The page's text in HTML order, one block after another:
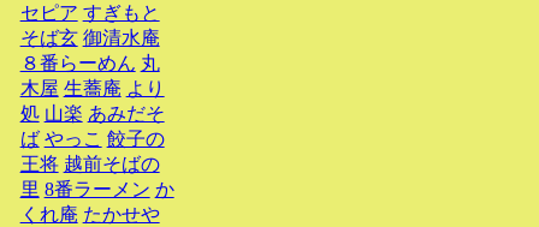
セピア すぎもと
そば玄 御清水庵
８番らーめん 丸
木屋 生蕎庵 より
処 山楽 あみだそ
ば やっこ 餃子の
王将 越前そばの
里 8番ラーメン か
くれ庵 たかせや